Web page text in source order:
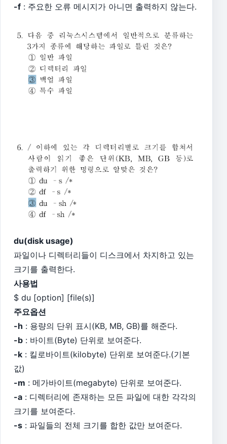
-f : 주요한 오류 메시지가 아니면 출력하지 않는다.
du(disk usage)
파일이나 디렉터리들이 디스크에서 차지하고 있는
크기를 출력한다.
사용법
$ du [option] [file(s)]
주요옵션
-h : 용량의 단위 표시(KB, MB, GB)를 해준다.
-b : 바이트(Byte) 단위로 보여준다.
-k : 킬로바이트(kilobyte) 단위로 보여준다.(기본
값)
-m : 메가바이트(megabyte) 단위로 보여준다.
-a : 디렉터리에 존재하는 모든 파일에 대한 각각의
크기를 보여준다.
-s : 파일들의 전체 크기를 합한 값만 보여준다.